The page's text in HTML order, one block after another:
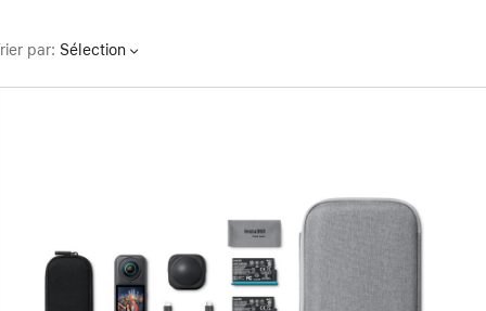
par: Sélection
Précédent